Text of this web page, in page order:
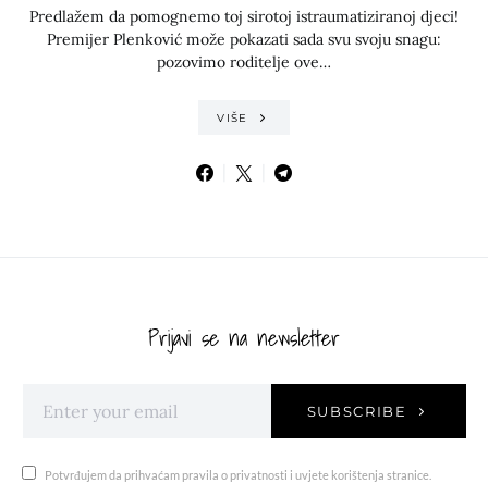
Predlažem da pomognemo toj sirotoj istraumatiziranoj djeci!
Premijer Plenković može pokazati sada svu svoju snagu:
pozovimo roditelje ove…
VIŠE
Prijavi se na newsletter
SUBSCRIBE
Potvrđujem da prihvaćam pravila o privatnosti i uvjete korištenja stranice.